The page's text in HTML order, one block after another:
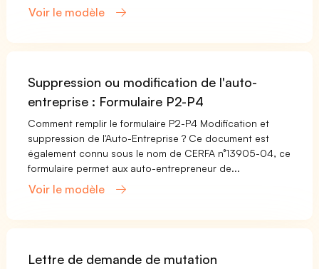
Voir le modèle
Suppression ou modification de l'auto-
entreprise : Formulaire P2-P4
Comment remplir le formulaire P2-P4 Modification et
suppression de l'Auto-Entreprise ? Ce document est
également connu sous le nom de CERFA n°13905-04, ce
formulaire permet aux auto-entrepreneur de...
Voir le modèle
Lettre de demande de mutation